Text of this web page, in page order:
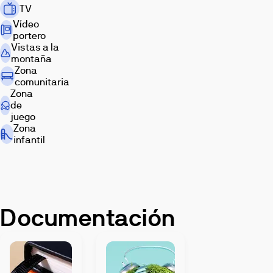
vistas
privilegiadas
al
Vallès
en
una
zona
tranquila
y
bien
comunicada.
TV
Vídeo
portero
Vistas a la
montaña
Zona
comunitaria
Zona
de
juego
Zona
infantil
Documentación